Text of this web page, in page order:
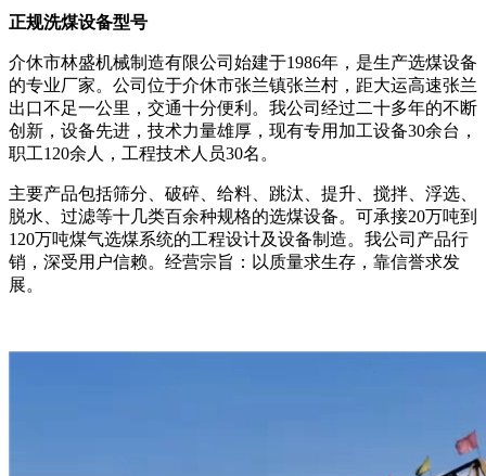
正规洗煤设备型号
介休市林盛机械制造有限公司始建于1986年，是生产选煤设备
的专业厂家。公司位于介休市张兰镇张兰村，距大运高速张兰
出口不足一公里，交通十分便利。我公司经过二十多年的不断
创新，设备先进，技术力量雄厚，现有专用加工设备30余台，
职工120余人，工程技术人员30名。
主要产品包括筛分、破碎、给料、跳汰、提升、搅拌、浮选、
脱水、过滤等十几类百余种规格的选煤设备。可承接20万吨到
120万吨煤气选煤系统的工程设计及设备制造。我公司产品行
销，深受用户信赖。经营宗旨：以质量求生存，靠信誉求发
展。